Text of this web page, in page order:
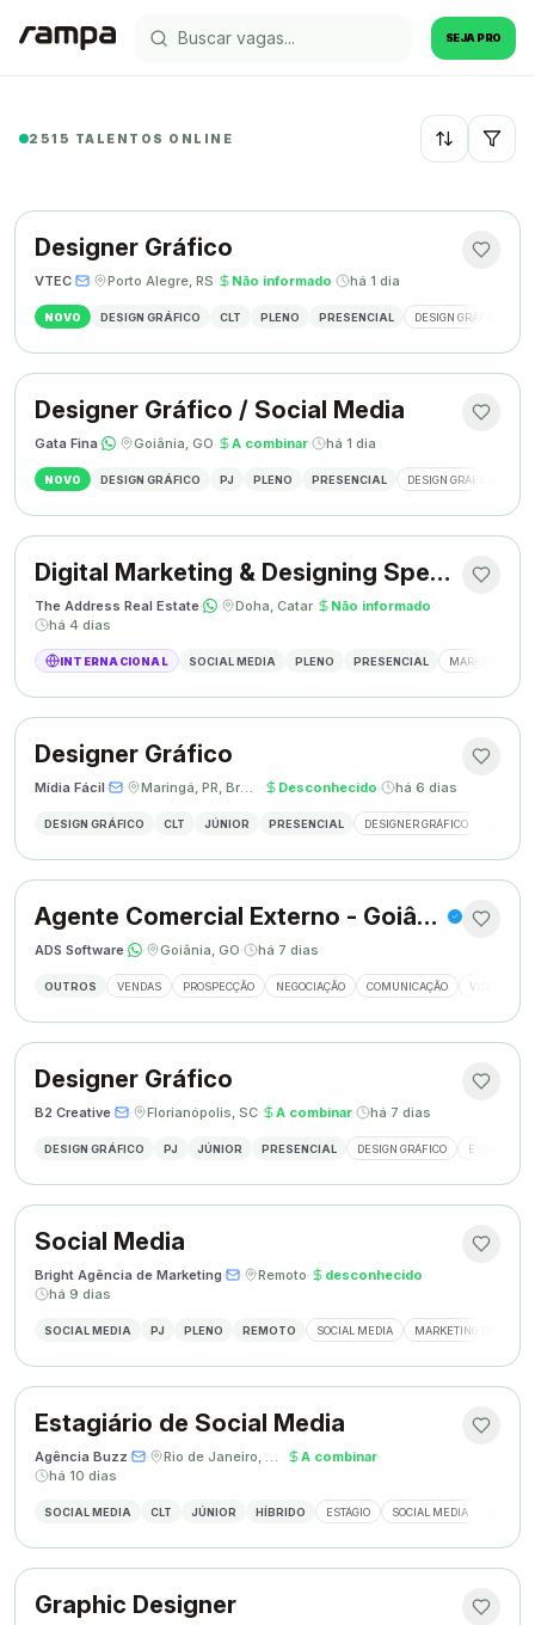
SEJA PRO
2515 TALENTOS ONLINE Recentes
Designer Gráfico
VTEC· · Porto Alegre, RS· Não informado· há 1 dia
NOVO DESIGN GRÁFICO CLT PLENO PRESENCIAL DESIGN GRÁFICO
Designer Gráfico / Social Media
Gata Fina· · Goiânia, GO· A combinar· há 1 dia
NOVO DESIGN GRÁFICO PJ PLENO PRESENCIAL DESIGN GRÁFICO
Digital Marketing & Designing Specialist
The Address Real Estate· · Doha, Catar· Não informado·
há 4 dias
INTERNACIONAL SOCIAL MEDIA PLENO PRESENCIAL MARKETING
Designer Gráfico
Mídia Fácil· · Maringá, PR, Brasil · Desconhecido· há 6 dias
DESIGN GRÁFICO CLT JÚNIOR PRESENCIAL DESIGNER GRÁFICO
Agente Comercial Externo - Goiânia
ADS Software· · Goiânia, GO· há 7 dias
OUTROS VENDAS PROSPECÇÃO NEGOCIAÇÃO COMUNICAÇÃO VISITAS
Designer Gráfico
B2 Creative· · Florianópolis, SC· A combinar· há 7 dias
DESIGN GRÁFICO PJ JÚNIOR PRESENCIAL DESIGN GRÁFICO ESTÁGIO
Social Media
Bright Agência de Marketing· · Remoto· desconhecido·
há 9 dias
SOCIAL MEDIA PJ PLENO REMOTO SOCIAL MEDIA MARKETING DIGITAL
Estagiário de Social Media
Agência Buzz· · Rio de Janeiro, Brasil · A combinar·
há 10 dias
SOCIAL MEDIA CLT JÚNIOR HÍBRIDO ESTÁGIO SOCIAL MEDIA
Graphic Designer